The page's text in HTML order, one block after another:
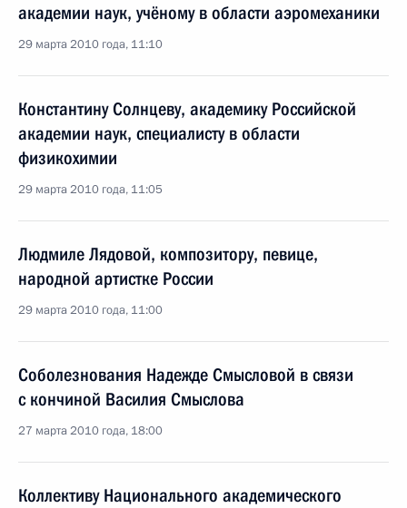
академии наук, учёному в области аэромеханики
29 марта 2010 года, 11:10
Константину Солнцеву, академику Российской
академии наук, специалисту в области
физикохимии
29 марта 2010 года, 11:05
Людмиле Лядовой, композитору, певице,
народной артистке России
29 марта 2010 года, 11:00
Соболезнования Надежде Смысловой в связи
с кончиной Василия Смыслова
27 марта 2010 года, 18:00
Коллективу Национального академического